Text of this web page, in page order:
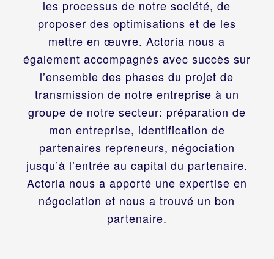
les processus de notre société, de
proposer des optimisations et de les
mettre en œuvre. Actoria nous a
également accompagnés avec succès sur
l’ensemble des phases du projet de
transmission de notre entreprise à un
groupe de notre secteur: préparation de
mon entreprise, identification de
partenaires repreneurs, négociation
jusqu’à l’entrée au capital du partenaire.
Actoria nous a apporté une expertise en
négociation et nous a trouvé un bon
partenaire.